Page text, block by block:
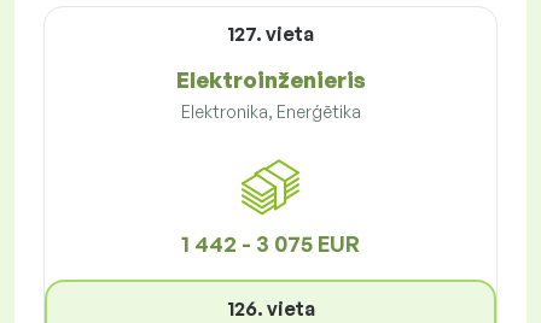
127. vieta
Elektroinženieris
Elektronika, Enerģētika
1 442 - 3 075 EUR
126. vieta